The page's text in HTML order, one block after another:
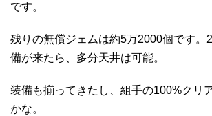
です。
残りの無償ジェムは約5万2000個です。
備が来たら、多分天井は可能。
装備も揃ってきたし、組手の100%クリ
かな。